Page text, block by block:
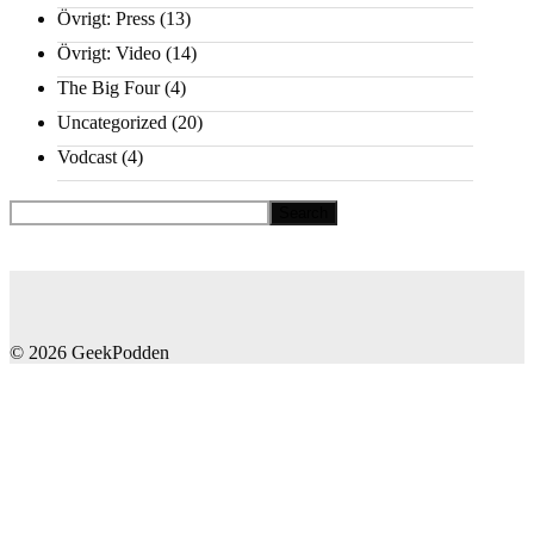
Övrigt: Press (13)
Övrigt: Video (14)
The Big Four(4)
Uncategorized (20)
Vodcast (4)
© 2026 GeekPodden